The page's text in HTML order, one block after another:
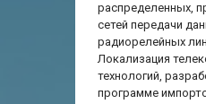
распределенных,
сетей передачи
радиорелейных
Локализация
технологий,
программе